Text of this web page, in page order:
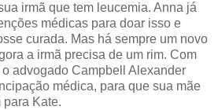
irmã que tem leucemia. Anna já
médicas para doar isso e
curada. Mas há sempre um novo
a irmã precisa de um rim. Com
advogado Campbell Alexander
médica, para que sua mãe
para Kate.